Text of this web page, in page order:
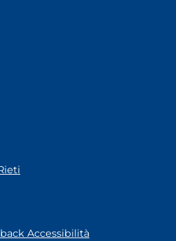
Accessibilità